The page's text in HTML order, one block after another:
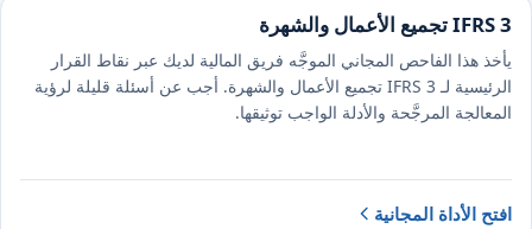
IFRS 3 تجميع الأعمال والشهرة
يأخذ هذا الفاحص المجاني الموجَّه فريق المالية لديك عبر نقاط القرار
الرئيسية لـ IFRS 3 تجميع الأعمال والشهرة. أجب عن أسئلة قليلة لرؤية
المعالجة المرجَّحة والأدلة الواجب توثيقها.
افتح الأداة المجانية